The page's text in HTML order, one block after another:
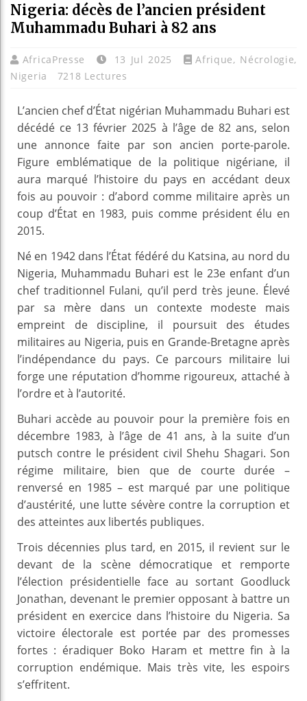
Nigeria: décès de l’ancien président
Muhammadu Buhari à 82 ans
AfricaPresse 13 Jul 2025 Afrique, Nécrologie,
Nigeria
7218 Lectures
L’ancien chef d’État nigérian Muhammadu Buhari est
décédé ce 13 février 2025 à l’âge de 82 ans, selon
une annonce faite par son ancien porte-parole.
Figure emblématique de la politique nigériane, il
aura marqué l’histoire du pays en accédant deux
fois au pouvoir : d’abord comme militaire après un
coup d’État en 1983, puis comme président élu en
2015.
Né en 1942 dans l’État fédéré du Katsina, au nord du
Nigeria, Muhammadu Buhari est le 23e enfant d’un
chef traditionnel Fulani, qu’il perd très jeune. Élevé
par sa mère dans un contexte modeste mais
empreint de discipline, il poursuit des études
militaires au Nigeria, puis en Grande-Bretagne après
l’indépendance du pays. Ce parcours militaire lui
forge une réputation d’homme rigoureux, attaché à
l’ordre et à l’autorité.
Buhari accède au pouvoir pour la première fois en
décembre 1983, à l’âge de 41 ans, à la suite d’un
putsch contre le président civil Shehu Shagari. Son
régime militaire, bien que de courte durée –
renversé en 1985 – est marqué par une politique
d’austérité, une lutte sévère contre la corruption et
des atteintes aux libertés publiques.
Trois décennies plus tard, en 2015, il revient sur le
devant de la scène démocratique et remporte
l’élection présidentielle face au sortant Goodluck
Jonathan, devenant le premier opposant à battre un
président en exercice dans l’histoire du Nigeria. Sa
victoire électorale est portée par des promesses
fortes : éradiquer Boko Haram et mettre fin à la
corruption endémique. Mais très vite, les espoirs
s’effritent.